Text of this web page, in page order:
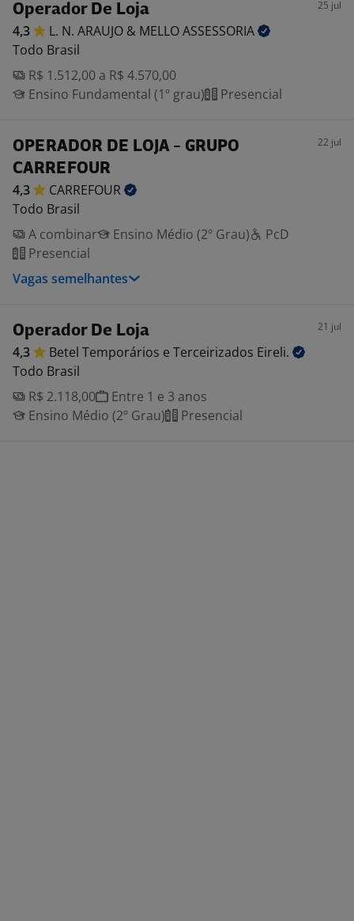
Operador De Loja 25 jul
4,3 L. N. ARAUJO & MELLOASSESSORIA
Todo Brasil
R$ 1.512,00 a R$ 4.570,00
Ensino Fundamental (1º grau)
Presencial
OPERADOR DE LOJA - GRUPO
CARREFOUR
22 jul
4,3
CARREFOUR
Todo Brasil
A combinar
Ensino Médio (2º Grau)
PcD
Presencial
Vagas semelhantes
Operador De Loja 21 jul
4,3 Betel Temporários e Terceirizados Eireli.
Todo Brasil
R$ 2.118,00
Entre 1 e 3 anos
Ensino Médio (2º Grau)
Presencial